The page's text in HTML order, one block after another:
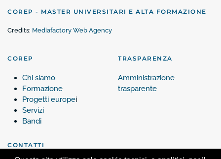
COREP - MASTER UNIVERSITARI E ALTA FORMAZIONE
Credits: Mediafactory Web Agency
COREP
Chi siamo
Formazione
Progetti europei
Servizi
Bandi
TRASPARENZA
Amministrazione
trasparente
CONTATTI